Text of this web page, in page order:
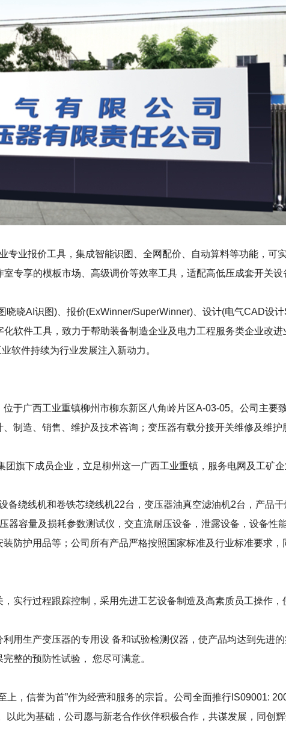
专业报价工具，集成智能识图、全网配价、自动算料等功能，
专享的模板市场、高级调价等效率工具，适配高低压成套开关设
晓晓AI识图)、报价(ExWinner/SuperWinner)、设计(电气CAD设
软件工具，致力于帮助装备制造企业及电力工程服务类企业改
软件持续为行业发展注入新动力。
位于广西工业重镇柳州市柳东新区八角岭片区A-03-05。公司主
制造、销售、维护及技术咨询；变压器有载分接开关维修及维护
旗下成员企业，立足柳州这一广西工业重镇，服务电网及工矿企
备绕线机和卷铁芯绕线机22台，变压器油真空滤油机2台，产品
容量及损耗参数测试仪，交直流耐压设备，泄露设备，设备性
防护用品等；公司所有产品严格按照国家标准及行业标准要求
实行过程跟踪控制，采用先进工艺设备制造及高素质员工操作，
用生产变压器的专用设 备和试验检测仪器，使产品均达到先进
整的预防性试验， 您尽可满意。
，信誉为首”作为经营和服务的宗旨。公司全面推行IS09001:
此为基础，公司愿与新老合作伙伴积极合作，共谋发展，同创辉